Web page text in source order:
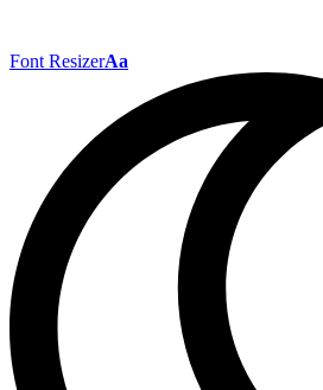
Font ResizerAa